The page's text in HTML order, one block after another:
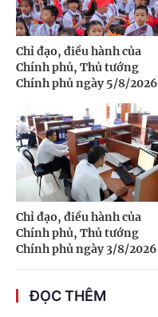
Chỉ đạo, điều hành của
Chính phủ, Thủ tướng
Chính phủ ngày 5/8/2026
Chỉ đạo, điều hành của
Chính phủ, Thủ tướng
Chính phủ ngày 3/8/2026
ĐỌC THÊM